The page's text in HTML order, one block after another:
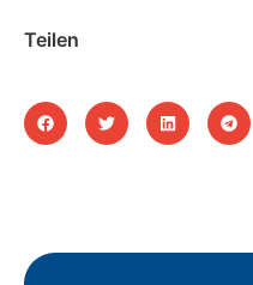
Teilen